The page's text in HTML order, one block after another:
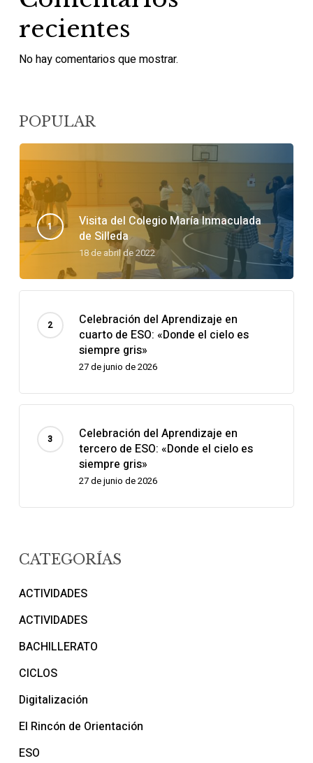
recientes
No hay comentarios que mostrar.
POPULAR
Visita del Colegio María Inmaculada
de Silleda
18 de abril de 2022
Celebración del Aprendizaje en
cuarto de ESO: «Donde el cielo es
siempre gris»
27 de junio de 2026
Celebración del Aprendizaje en
tercero de ESO: «Donde el cielo es
siempre gris»
27 de junio de 2026
CATEGORÍAS
ACTIVIDADES
ACTIVIDADES
BACHILLERATO
CICLOS
Digitalización
El Rincón de Orientación
ESO